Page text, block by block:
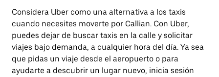
Considera Uber como una alternativa a los taxis
cuando necesites moverte por Callian. Con Uber,
puedes dejar de buscar taxis en la calle y solicitar
viajes bajo demanda, a cualquier hora del día. Ya sea
que pidas un viaje desde el aeropuerto o para
ayudarte a descubrir un lugar nuevo, inicia sesión